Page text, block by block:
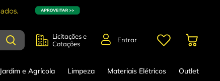
Licitações e
Cotações
Entrar
Jardim e Agrícola Limpeza Materiais Elétricos Outlet